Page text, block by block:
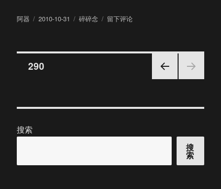
作
阿器
发
2010-10-31
分
碎碎念
于
脑
留下评论
文
分
页
页290
搜索
搜
索